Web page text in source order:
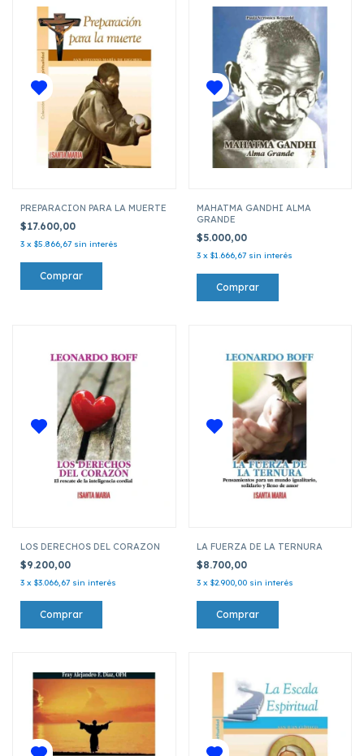
PREPARACION PARA LA MUERTE
$17.600,00
3 x $5.866,67 sin interés
MAHATMA GANDHI ALMA
GRANDE
$5.000,00
3 x $1.666,67 sin interés
LOS DERECHOS DEL CORAZON
$9.200,00
3 x $3.066,67 sin interés
LA FUERZA DE LA TERNURA
$8.700,00
3 x $2.900,00 sin interés